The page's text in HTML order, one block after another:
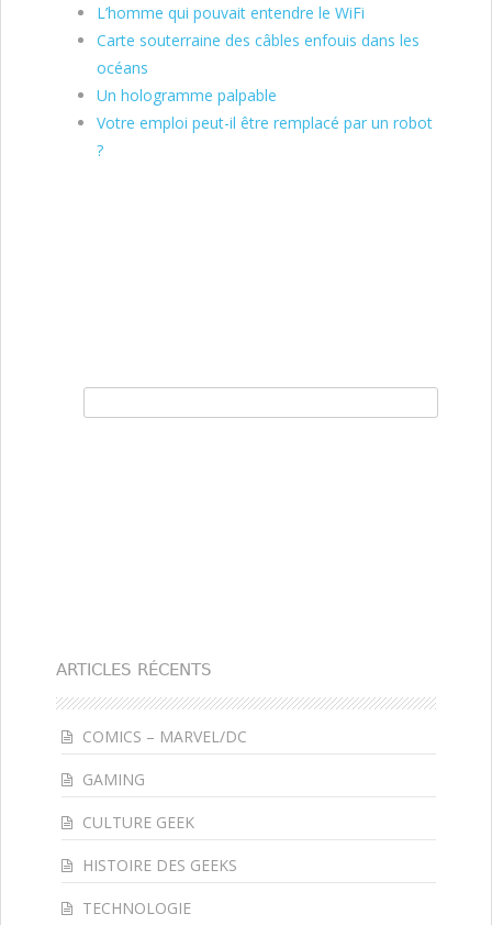
L’homme qui pouvait entendre le WiFi
Carte souterraine des câbles enfouis dans les
océans
Un hologramme palpable
Votre emploi peut-il être remplacé par un robot
?
Rechercher :
ARTICLES RÉCENTS
COMICS – MARVEL/DC
GAMING
CULTURE GEEK
HISTOIRE DES GEEKS
TECHNOLOGIE